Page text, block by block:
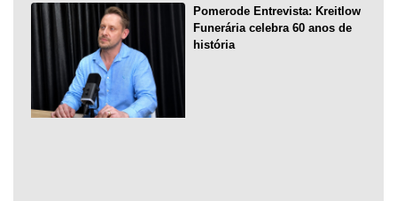
Pomerode Entrevista: Kreitlow
Funerária celebra 60 anos de
história